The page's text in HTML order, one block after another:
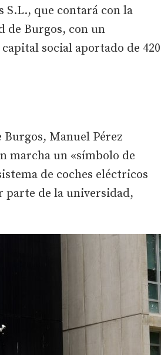
S.L., que contará con la
de Burgos, con un
social aportado de 420
Manuel Pérez
marcha un «símbolo de
de coches eléctricos
parte de la universidad,